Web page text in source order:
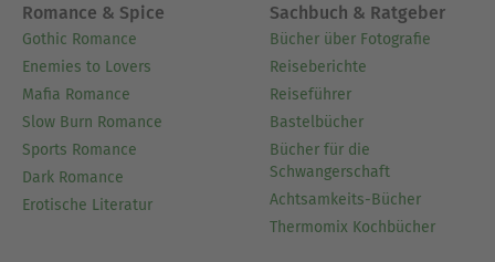
Romance & Spice
Gothic Romance
Enemies to Lovers
Mafia Romance
Slow Burn Romance
Sports Romance
Dark Romance
Erotische Literatur
Sachbuch & Ratgeber
Bücher über Fotografie
Reiseberichte
Reiseführer
Bastelbücher
Bücher für die
Schwangerschaft
Achtsamkeits-Bücher
Thermomix Kochbücher